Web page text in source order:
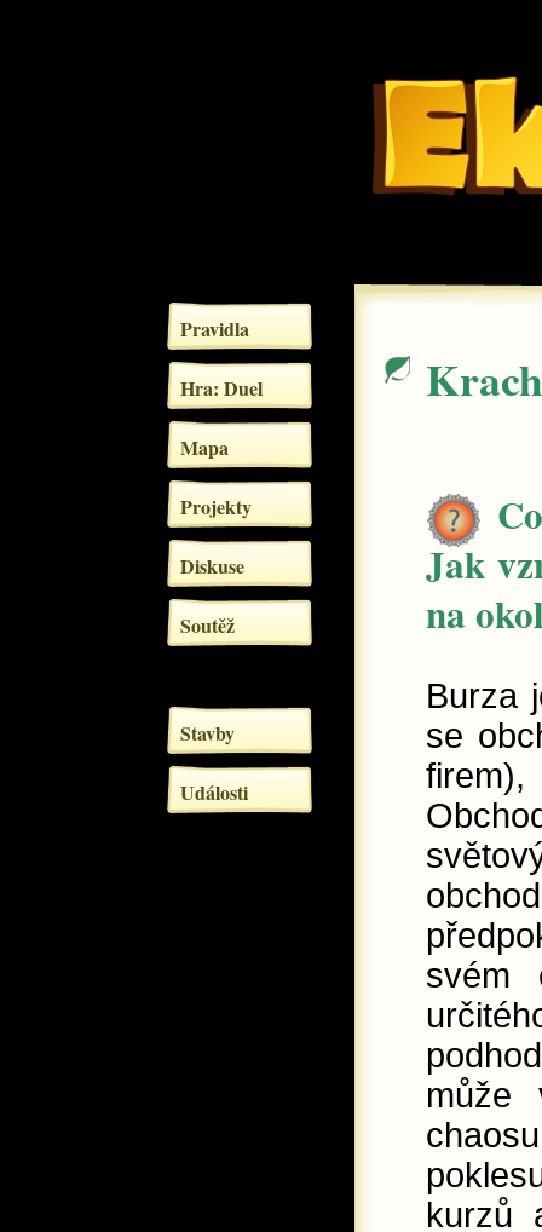
Pravidla
Hra: Duel
Mapa
Projekty
Diskuse
Soutěž
Stavby
Události
Jak
na
Burza
se
svém
může
kurzů